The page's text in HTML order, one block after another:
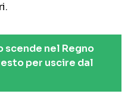
scende nel Regno
per uscire dal